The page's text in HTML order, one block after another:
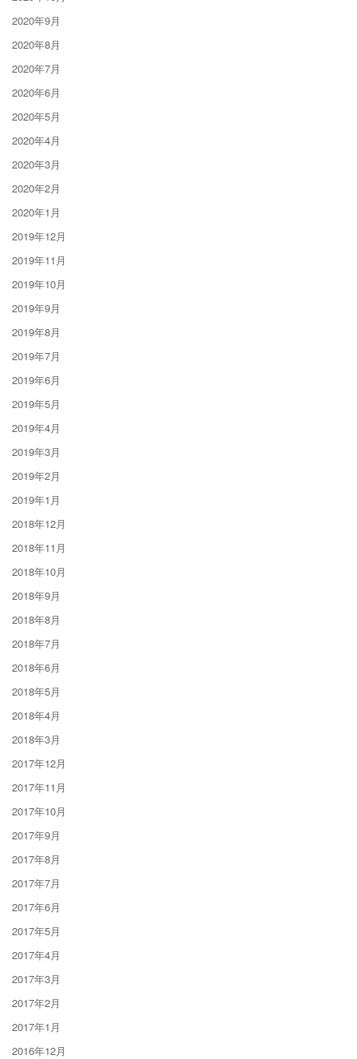
2020年9月
2020年8月
2020年7月
2020年6月
2020年5月
2020年4月
2020年3月
2020年2月
2020年1月
2019年12月
2019年11月
2019年10月
2019年9月
2019年8月
2019年7月
2019年6月
2019年5月
2019年4月
2019年3月
2019年2月
2019年1月
2018年12月
2018年11月
2018年10月
2018年9月
2018年8月
2018年7月
2018年6月
2018年5月
2018年4月
2018年3月
2017年12月
2017年11月
2017年10月
2017年9月
2017年8月
2017年7月
2017年6月
2017年5月
2017年4月
2017年3月
2017年2月
2017年1月
2016年12月